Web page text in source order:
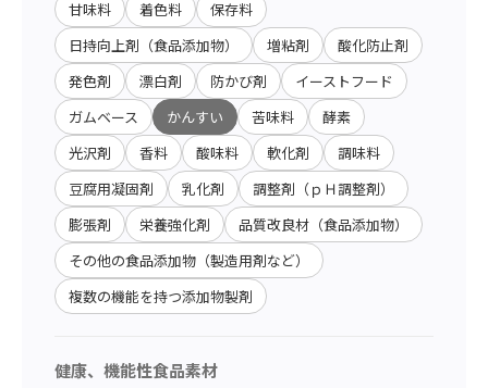
甘味料 着色料 保存料
日持向上剤（食品添加物） 増粘剤 酸化防止剤
発色剤 漂白剤 防かび剤 イーストフード
ガムベース かんすい 苦味料 酵素
光沢剤 香料 酸味料 軟化剤 調味料
豆腐用凝固剤 乳化剤 調整剤（ｐＨ調整剤）
膨張剤 栄養強化剤 品質改良材（食品添加物）
その他の食品添加物（製造用剤など）
複数の機能を持つ添加物製剤
健康、機能性食品素材